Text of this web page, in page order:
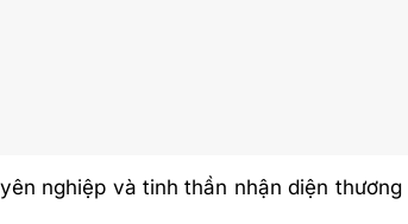
nghiệp và tinh thần nhận diện